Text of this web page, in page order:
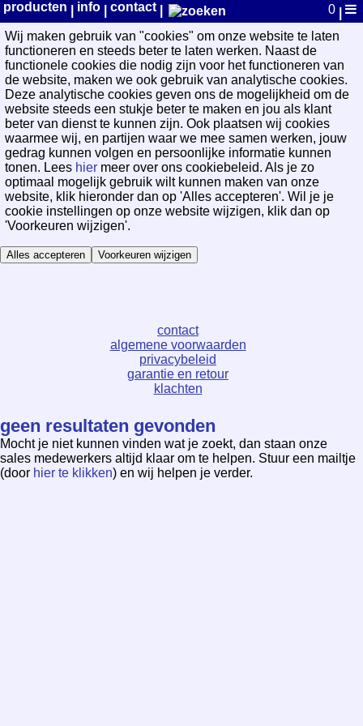
WayPoint Cookievoorkeuren
Wij maken gebruik van "cookies" om onze website te laten
functioneren en steeds beter te laten werken. Naast de
functionele cookies die nodig zijn voor het functioneren van
de website, maken we ook gebruik van analytische cookies.
Deze analytische cookies geven ons de mogelijkheid om de
website steeds een stukje beter te maken en jou als klant
beter van dienst te kunnen zijn. Ook plaatsen wij cookies
waarmee wij, en partijen waar we mee samen werken, jouw
gedrag kunnen volgen en persoonlijke informatie kunnen
tonen. Lees hier meer over ons cookiebeleid. Als je zo
optimaal mogelijk gebruik wilt kunnen maken van onze
website, klik hieronder dan op 'Alles accepteren'. Wil je je
cookie instellingen op onze website wijzigen, klik dan op
'Voorkeuren wijzigen'.
Alles accepteren Voorkeuren wijzigen
producten info contact| 0
contact
algemene voorwaarden
privacybeleid
garantie en retour
klachten
geen resultaten gevonden
Mocht je niet kunnen vinden wat je zoekt, dan staan onze
sales medewerkers altijd klaar om te helpen. Stuur een mailtje
(door hier te klikken) en wij helpen je verder.